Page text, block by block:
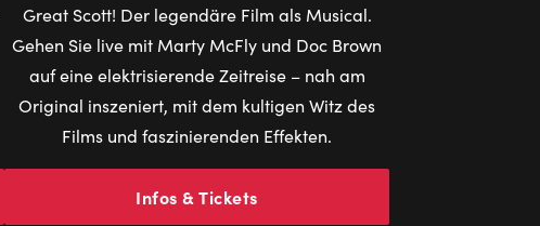
Great Scott! Der legendäre Film als Musical.
Gehen Sie live mit Marty McFly und Doc Brown
auf eine elektrisierende Zeitreise – nah am
Original inszeniert, mit dem kultigen Witz des
Films und faszinierenden Effekten.
Infos & Tickets